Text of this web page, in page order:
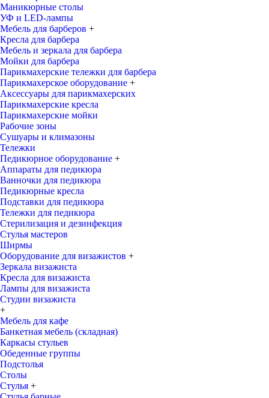
Маникюрные столы
УФ и LED-лампы
Мебель для барберов +
Кресла для барбера
Мебель и зеркала для барбера
Мойки для барбера
Парикмахерские тележки для барбера
Парикмахерское оборудование +
Аксессуары для парикмахерских
Парикмахерские кресла
Парикмахерские мойки
Рабочие зоны
Сушуары и климазоны
Тележки
Педикюрное оборудование +
Аппараты для педикюра
Ванночки для педикюра
Педикюрные кресла
Подставки для педикюра
Тележки для педикюра
Стерилизация и дезинфекция
Стулья мастеров
Ширмы
Оборудование для визажистов +
Зеркала визажиста
Кресла для визажиста
Лампы для визажиста
Студии визажиста
+
Мебель для кафе
Банкетная мебель (складная)
Каркасы стульев
Обеденные группы
Подстолья
Столы
Стулья +